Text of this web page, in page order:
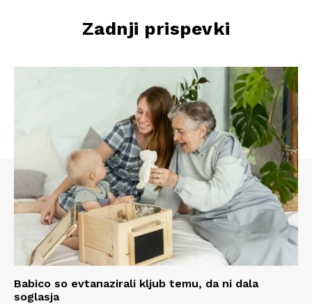
Zadnji prispevki
Babico so evtanazirali kljub temu, da ni dala
soglasja